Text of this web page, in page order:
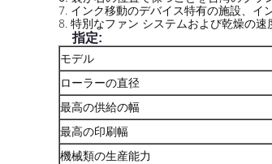
7. インク移動のデバイス特有の施設、イ
8. 特別なファン システムおよび乾燥の速
指定:
モデル
ローラーの直径
最高の供給の幅
最高の印刷幅
機械類の生産能力